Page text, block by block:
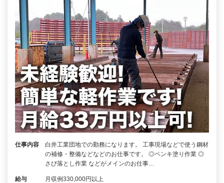
仕事内容
白井工業団地での勤務になります。 工事現場などで使う鋼材
の補修・整備などなどのお仕事です。 ◎ペンキ塗り作業 ◎
さび落とし作業 などがメインのお仕事…
給与 月収例330,000円以上